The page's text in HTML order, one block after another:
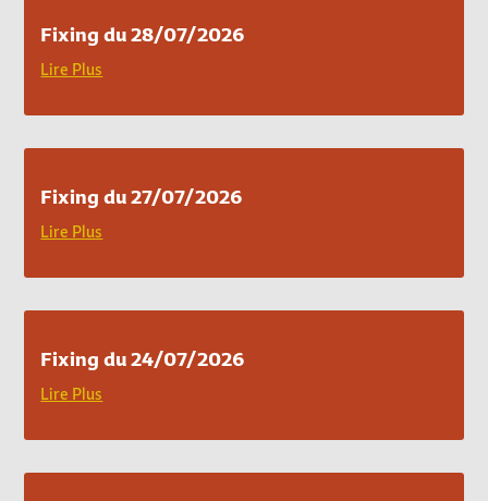
Fixing du 28/07/2026
Lire Plus
Fixing du 27/07/2026
Lire Plus
Fixing du 24/07/2026
Lire Plus